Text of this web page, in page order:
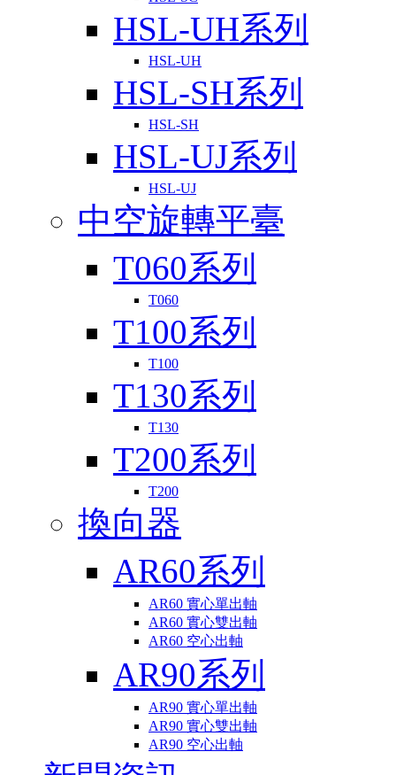
HSL-UH系列
HSL-UH
HSL-SH系列
HSL-SH
HSL-UJ系列
HSL-UJ
中空旋轉平臺
T060系列
T060
T100系列
T100
T130系列
T130
T200系列
T200
換向器
AR60系列
AR60 實心單出軸
AR60 實心雙出軸
AR60 空心出軸
AR90系列
AR90 實心單出軸
AR90 實心雙出軸
AR90 空心出軸